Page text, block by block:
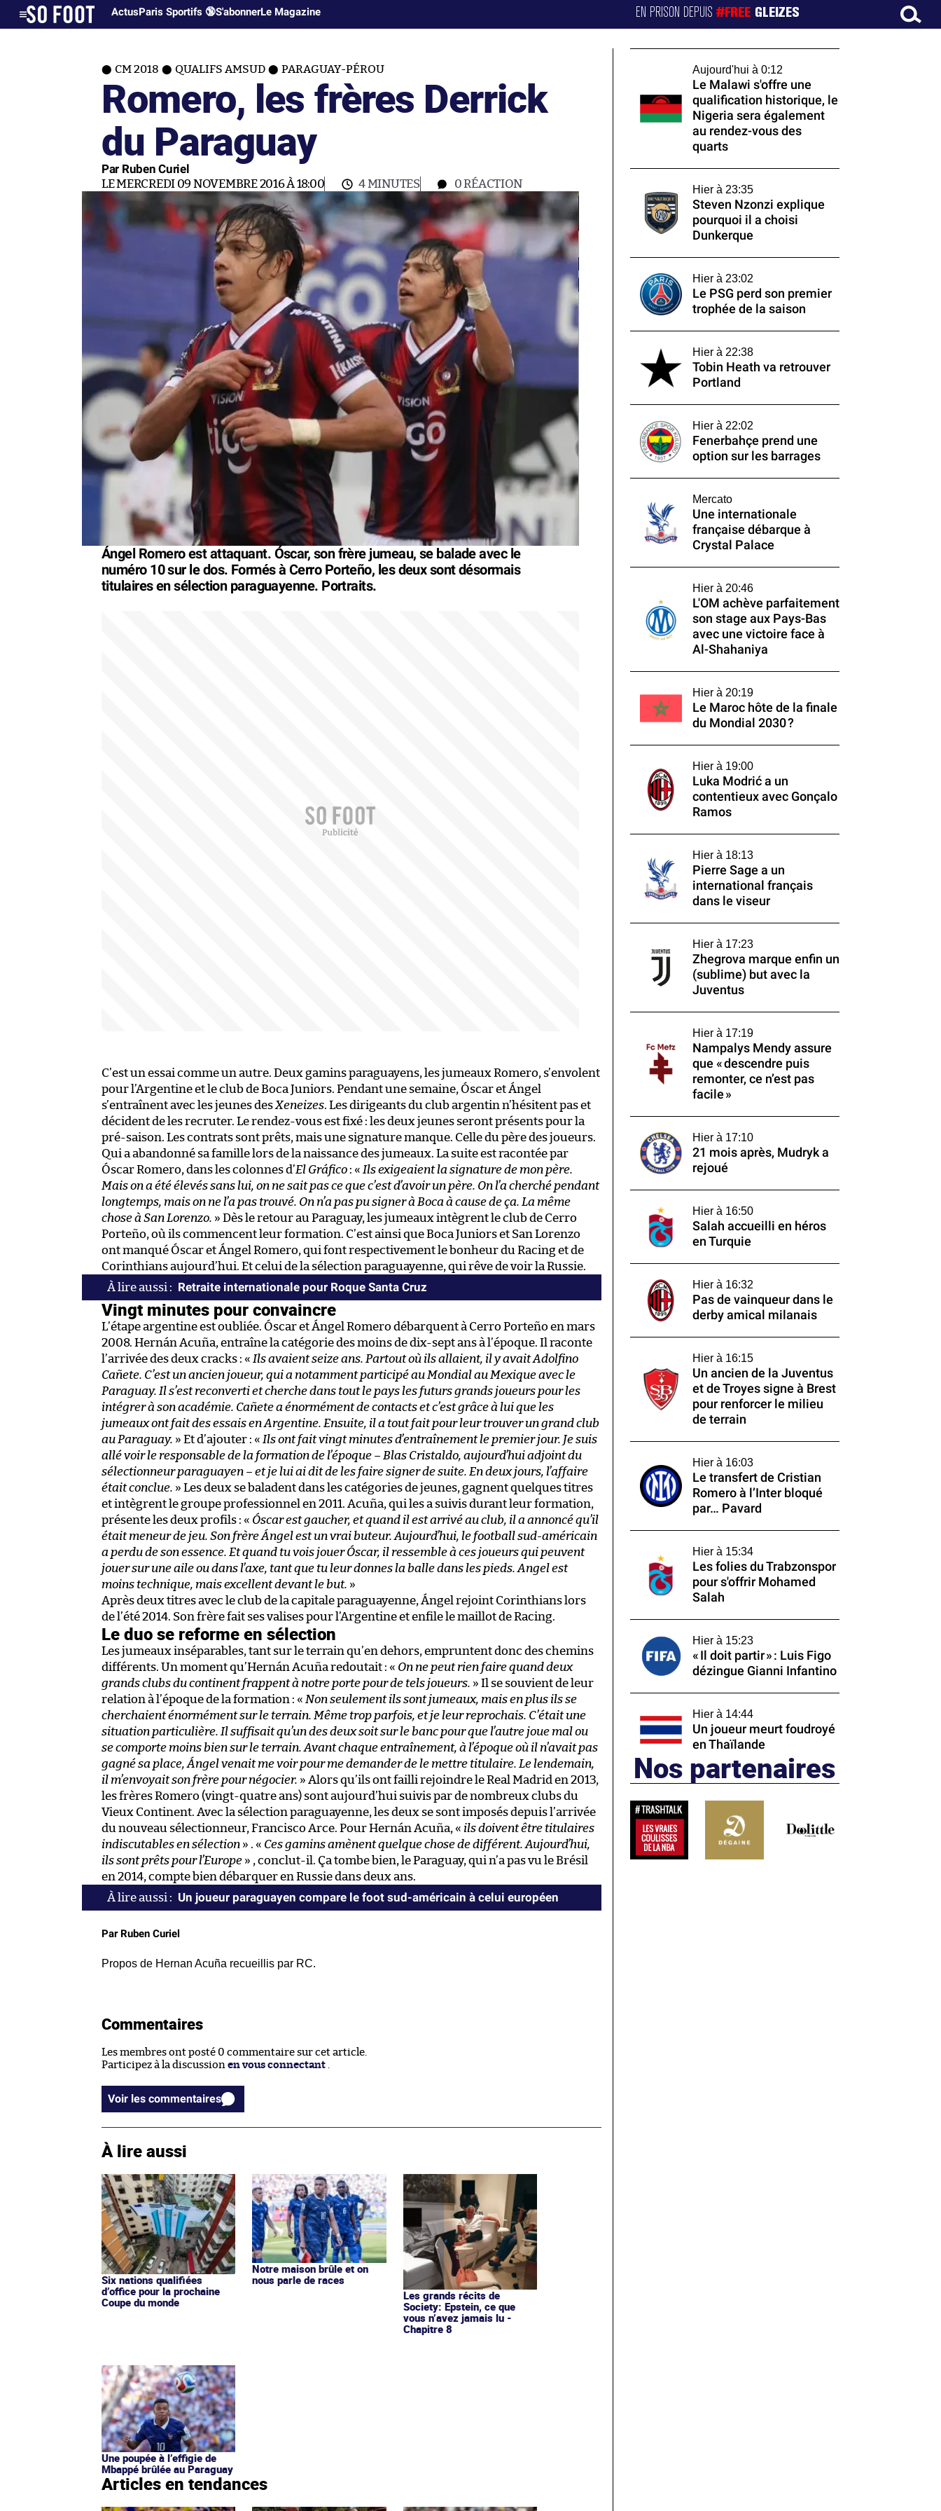
ActusParis Sportifs 🔞S'abonnerLe Magazine EN PRISON DEPUIS#FREE GLEIZES
CM 2018 QUALIFS AMSUD PARAGUAY-PÉROU
Romero, les frères Derrick
du Paraguay
Par Ruben Curiel
LE MERCREDI 09 NOVEMBRE 2016 À 18:00 4 MINUTES 0RÉACTION
Ángel Romero est attaquant. Óscar, son frère jumeau, se balade avec le
numéro 10 sur le dos. Formés à Cerro Porteño, les deux sont désormais
titulaires en sélection paraguayenne. Portraits.
C’est un essai comme un autre. Deux gamins paraguayens, les jumeaux Romero, s’envolent
pour l’Argentine et le club de Boca Juniors. Pendant une semaine, Óscar et Ángel
s’entraînent avec les jeunes desXeneizes. Les dirigeants du club argentin n’hésitent pas et
décident de les recruter. Le rendez-vous est fixé : les deux jeunes seront présents pour la
pré-saison. Les contrats sont prêts, mais une signature manque. Celle du père des joueurs.
Qui a abandonné sa famille lors de la naissance des jumeaux. La suite est racontée par
Óscar Romero, dans les colonnes d’El Gráfico : « Ils exigeaient la signature de mon père.
Mais on a été élevés sans lui, on ne sait pas ce que c’est d’avoir un père. On l’a cherché pendant
longtemps, mais on ne l’a pas trouvé. On n’a pas pu signer à Boca à cause de ça. La même
chose à San Lorenzo. » Dès le retour au Paraguay, les jumeaux intègrent le club de Cerro
Porteño, où ils commencent leur formation. C’est ainsi que Boca Juniors et San Lorenzo
ont manqué Óscar et Ángel Romero, qui font respectivement le bonheur du Racing et de
Corinthians aujourd’hui. Et celui de la sélection paraguayenne, qui rêve de voir la Russie.
Retraite internationale pour Roque Santa Cruz
Vingt minutes pour convaincre
L’étape argentine est oubliée. Óscar et Ángel Romero débarquent à Cerro Porteño en mars
2008. Hernán Acuña, entraîne la catégorie des moins de dix-sept ans à l’époque. Il raconte
l’arrivée des deux cracks : « Ils avaient seize ans. Partout où ils allaient, il y avait Adolfino
Cañete. C’est un ancien joueur, qui a notamment participé au Mondial au Mexique avec le
Paraguay. Il s’est reconverti et cherche dans tout le pays les futurs grands joueurs pour les
intégrer à son académie. Cañete a énormément de contacts et c’est grâce à lui que les
jumeaux ont fait des essais en Argentine. Ensuite, il a tout fait pour leur trouver un grand club
au Paraguay. » Et d’ajouter : « Ils ont fait vingt minutes d’entraînement le premier jour. Je suis
allé voir le responsable de la formation de l’époque – Blas Cristaldo, aujourd’hui adjoint du
sélectionneur paraguayen – et je lui ai dit de les faire signer de suite. En deux jours, l’affaire
était conclue. » Les deux se baladent dans les catégories de jeunes, gagnent quelques titres
et intègrent le groupe professionnel en 2011. Acuña, qui les a suivis durant leur formation,
présente les deux profils : « Óscar est gaucher, et quand il est arrivé au club, il a annoncé qu’il
était meneur de jeu. Son frère Ángel est un vrai buteur. Aujourd’hui, le football sud-américain
a perdu de son essence. Et quand tu vois jouer Óscar, il ressemble à ces joueurs qui peuvent
jouer sur une aile ou dans l’axe, tant que tu leur donnes la balle dans les pieds. Angel est
moins technique, mais excellent devant le but. »
Après deux titres avec le club de la capitale paraguayenne, Ángel rejoint Corinthians lors
de l’été 2014. Son frère fait ses valises pour l’Argentine et enfile le maillot de Racing.
Le duo se reforme en sélection
Les jumeaux inséparables, tant sur le terrain qu’en dehors, empruntent donc des chemins
différents. Un moment qu’Hernán Acuña redoutait : « On ne peut rien faire quand deux
grands clubs du continent frappent à notre porte pour de tels joueurs. » Il se souvient de leur
relation à l’époque de la formation : « Non seulement ils sont jumeaux, mais en plus ils se
cherchaient énormément sur le terrain. Même trop parfois, et je leur reprochais. C’était une
situation particulière. Il suffisait qu’un des deux soit sur le banc pour que l’autre joue mal ou
se comporte moins bien sur le terrain. Avant chaque entraînement, à l’époque où il n’avait pas
gagné sa place, Ángel venait me voir pour me demander de le mettre titulaire. Le lendemain,
il m’envoyait son frère pour négocier. » Alors qu’ils ont failli rejoindre le Real Madrid en 2013,
les frères Romero (vingt-quatre ans) sont aujourd’hui suivis par de nombreux clubs du
Vieux Continent. Avec la sélection paraguayenne, les deux se sont imposés depuis l’arrivée
du nouveau sélectionneur, Francisco Arce. Pour Hernán Acuña, « ils doivent être titulaires
indiscutables en sélection » . « Ces gamins amènent quelque chose de différent. Aujourd’hui,
ils sont prêts pour l’Europe » , conclut-il. Ça tombe bien, le Paraguay, qui n’a pas vu le Brésil
en 2014, compte bien débarquer en Russie dans deux ans.
Un joueur paraguayen compare le foot sud-américain à celui européen
Par Ruben Curiel
Propos de Hernan Acuña recueillis par RC.
Commentaires
Les membres ont posté 0 commentaire sur cet article.
Participez à la discussion en vous connectant
Voir les commentaires
À lire aussi
Six nations qualifiées
d’office pour la prochaine
Coupe du monde
Notre maison brûle et on
nous parle de races
Les grands récits de
Society: Epstein, ce que
vous n’avez jamais lu -
Chapitre 8
Une poupée à l’effigie de
Mbappé brûlée au Paraguay
Articles en tendances
Aujourd'hui à 0:12
Le Malawi s'offre une
qualification historique, le
Nigeria sera également
au rendez-vous des
quarts
Hier à 23:35
Steven Nzonzi explique
pourquoi il a choisi
Dunkerque
Hier à 23:02
Le PSG perd son premier
trophée de la saison
Hier à 22:38
Tobin Heath va retrouver
Portland
Hier à 22:02
Fenerbahçe prend une
option sur les barrages
Mercato
Une internationale
française débarque à
Crystal Palace
Hier à 20:46
L'OM achève parfaitement
son stage aux Pays-Bas
avec une victoire face à
Al-Shahaniya
Hier à 20:19
Le Maroc hôte de la finale
du Mondial 2030 ?
Hier à 19:00
Luka Modrić a un
contentieux avec Gonçalo
Ramos
Hier à 18:13
Pierre Sage a un
international français
dans le viseur
Hier à 17:23
Zhegrova marque enfin un
(sublime) but avec la
Juventus
Hier à 17:19
Nampalys Mendy assure
que « descendre puis
remonter, ce n’est pas
facile »
Hier à 17:10
21 mois après, Mudryk a
rejoué
Hier à 16:50
Salah accueilli en héros
en Turquie
Hier à 16:32
Pas de vainqueur dans le
derby amical milanais
Hier à 16:15
Un ancien de la Juventus
et de Troyes signe à Brest
pour renforcer le milieu
de terrain
Hier à 16:03
Le transfert de Cristian
Romero à l’Inter bloqué
par… Pavard
Hier à 15:34
Les folies du Trabzonspor
pour s'offrir Mohamed
Salah
Hier à 15:23
« Il doit partir » : Luis Figo
dézingue Gianni Infantino
Hier à 14:44
Un joueur meurt foudroyé
en Thaïlande
Nos partenaires